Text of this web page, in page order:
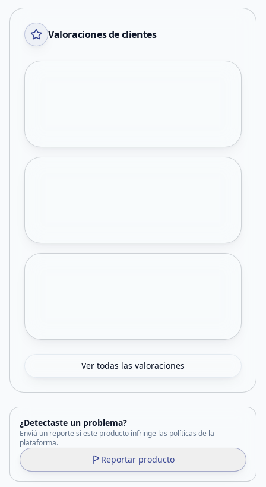
Valoraciones de clientes
Ver todas las valoraciones
¿Detectaste un problema?
Enviá un reporte si este producto infringe las políticas de la
plataforma.
Reportar producto